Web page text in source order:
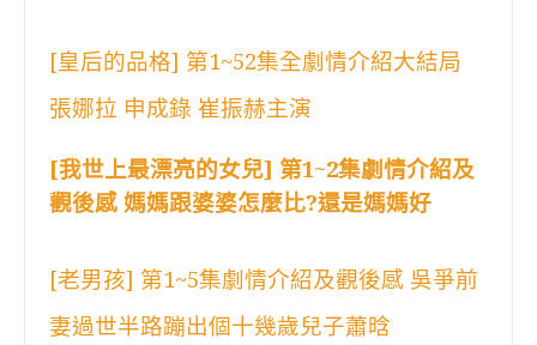
[皇后的品格] 第1~52集全劇情介紹大結局
張娜拉 申成錄 崔振赫主演
[我世上最漂亮的女兒] 第1~2集劇情介紹及
觀後感 媽媽跟婆婆怎麼比?還是媽媽好
[老男孩] 第1~5集劇情介紹及觀後感 吳爭前
妻過世半路蹦出個十幾歲兒子蕭晗